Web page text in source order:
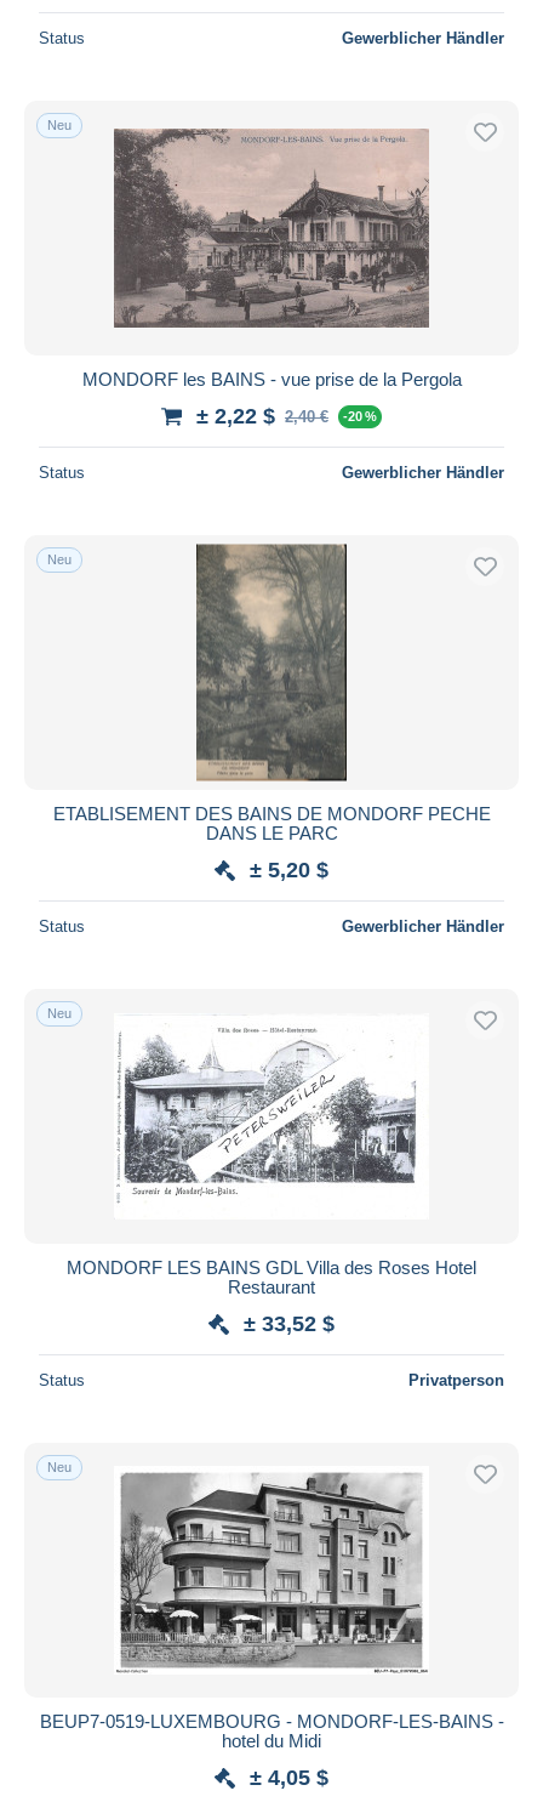
Status Gewerblicher Händler
Neu
MONDORF les BAINS - vue prise de la Pergola
± 2,22 $ 2,40 € -20 %
Status Gewerblicher Händler
Neu
ETABLISEMENT DES BAINS DE MONDORF PECHE
DANS LE PARC
± 5,20 $
Status Gewerblicher Händler
Neu
MONDORF LES BAINS GDL Villa des Roses Hotel
Restaurant
± 33,52 $
Status Privatperson
Neu
BEUP7-0519-LUXEMBOURG - MONDORF-LES-BAINS -
hotel du Midi
± 4,05 $